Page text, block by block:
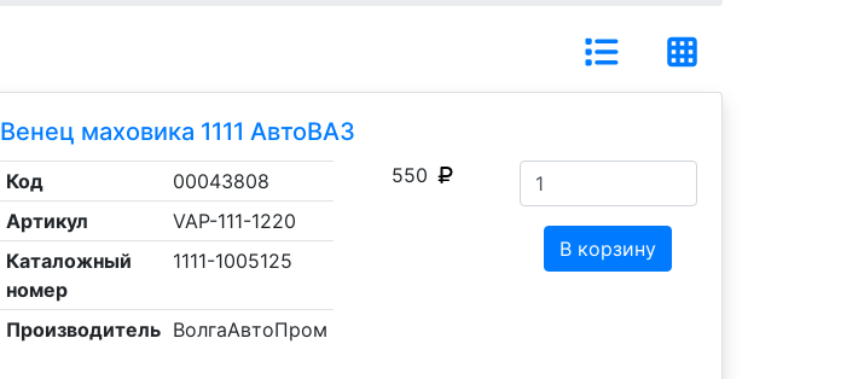
Венец маховика 1111 АвтоВАЗ
Код
00043808
Артикул
VAP-111-1220
Каталожный
номер
1111-1005125
Производитель ВолгаАвтоПром
550
В корзину